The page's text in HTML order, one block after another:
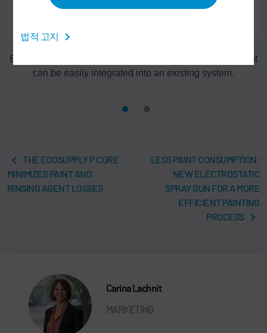
법적 고지
EcoMagno is a pre-installed, compact and efficient unit that
can be easily integrated into an existing system.
THE ECOSUPPLY P CORE
MINIMIZES PAINT AND
RINSING AGENT LOSSES
LESS PAINT CONSUMPTION:
NEW ELECTROSTATIC
SPRAY GUN FOR A MORE
EFFICIENT PAINTING
PROCESS
Carina Lachnit
MARKETING